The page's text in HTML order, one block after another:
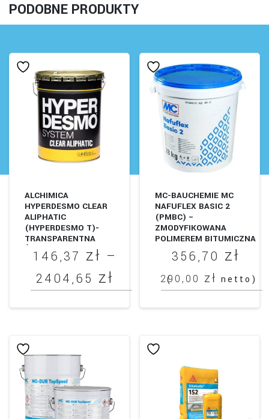
wariantów.
wybrać
stronie
produktu
wybrać
stronie
produktu
PODOBNE PRODUKTY
ALCHIMICA
HYPERDESMO CLEAR
ALIPHATIC
(HYPERDESMO T)-
TRANSPARENTNA
ŻYWICA
POLIURETANOWA
OPAKOWAŃ)
146,37 zł –
2404,65 zł Zakres
146,37 zł
2404,65 zł
Ten
ma
wiele
wariantów.
Opcje
można
MC-BAUCHEMIE MC
NAFUFLEX BASIC 2
(PMBC) –
ZMODYFIKOWANA
POLIMEREM BITUMICZNA
MASA USZCZELNIAJĄCA
KMB356,70 zł
(
290,00 zł netto)